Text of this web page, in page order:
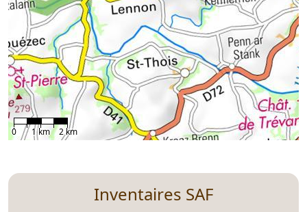
0 1 km 2 km
Inventaires SAF